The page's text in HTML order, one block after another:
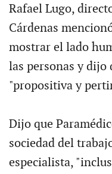
Rafael Lugo,
Cárdenas
mostrar el lado
las personas y dijo
"propositiva y
Dijo que
sociedad del
especialista,